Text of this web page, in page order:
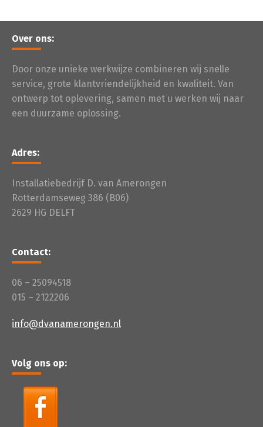
Over ons:
Door onze unieke werkwijze combineren wij snelle
service, grote klantvriendelijkheid en kwaliteit. Van
ontwerp tot oplevering, samen met u werken wij naar
een duurzame oplossing.
Adres:
Installatiebedrijf D. van Amerongen
Rotterdamseweg 386 (B06)
2629 HG DELFT
Contact:
06 – 25094518
015 – 2122206
info@dvanamerongen.nl
Volg ons op: